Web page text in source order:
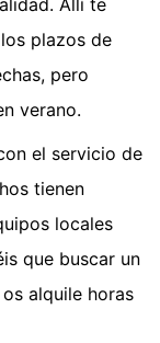
Allí te
plazos de
pero
verano.
el servicio de
tienen
locales
que buscar un
alquile horas